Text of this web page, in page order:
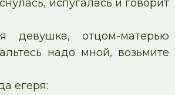
испугалась и говорит
отцом-матерью
надо мной, возьмите
егеря: